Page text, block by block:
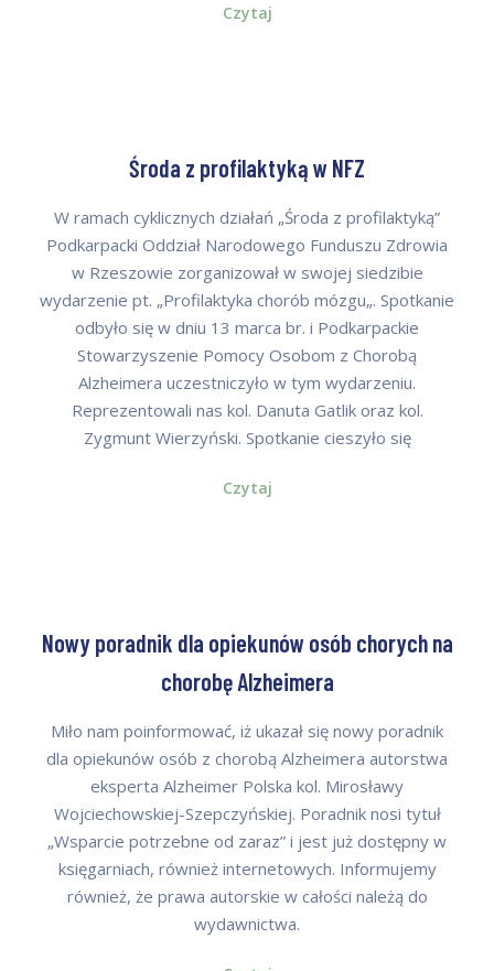
Czytaj
Środa z profilaktyką w NFZ
W ramach cyklicznych działań „Środa z profilaktyką”
Podkarpacki Oddział Narodowego Funduszu Zdrowia
w Rzeszowie zorganizował w swojej siedzibie
wydarzenie pt. „Profilaktyka chorób mózgu„. Spotkanie
odbyło się w dniu 13 marca br. i Podkarpackie
Stowarzyszenie Pomocy Osobom z Chorobą
Alzheimera uczestniczyło w tym wydarzeniu.
Reprezentowali nas kol. Danuta Gatlik oraz kol.
Zygmunt Wierzyński. Spotkanie cieszyło się
Czytaj
Nowy poradnik dla opiekunów osób chorych na
chorobę Alzheimera
Miło nam poinformować, iż ukazał się nowy poradnik
dla opiekunów osób z chorobą Alzheimera autorstwa
eksperta Alzheimer Polska kol. Mirosławy
Wojciechowskiej-Szepczyńskiej. Poradnik nosi tytuł
„Wsparcie potrzebne od zaraz” i jest już dostępny w
księgarniach, również internetowych. Informujemy
również, że prawa autorskie w całości należą do
wydawnictwa.